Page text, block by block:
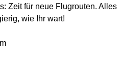
Zeit für neue Flugrouten. Alles
wie Ihr wart!